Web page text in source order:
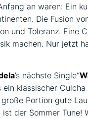
an waren: Ein
Die Fusion
und Toleranz. Eine
machen. Nur jetzt
’s nächste Single“
klassischer Culcha
Portion gute
der Sommer Tune!